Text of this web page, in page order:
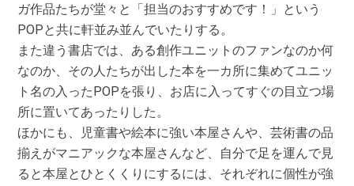
ガ作品たちが堂々と「担当のおすすめです！」という
POPと共に軒並み並んでいたりする。
また違う書店では、ある創作ユニットのファンなのか何
なのか、その人たちが出した本を一カ所に集めてユニッ
ト名の入ったPOPを張り、お店に入ってすぐの目立つ場
所に置いてあったりした。
ほかにも、児童書や絵本に強い本屋さんや、芸術書の品
揃えがマニアックな本屋さんなど、自分で足を運んで見
ると本屋とひとくくりにするには、それぞれに個性が強